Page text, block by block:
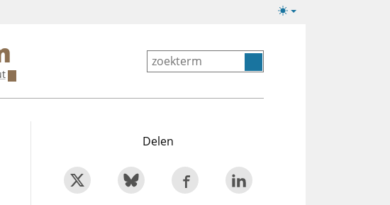
Lichte/donkere
Delen